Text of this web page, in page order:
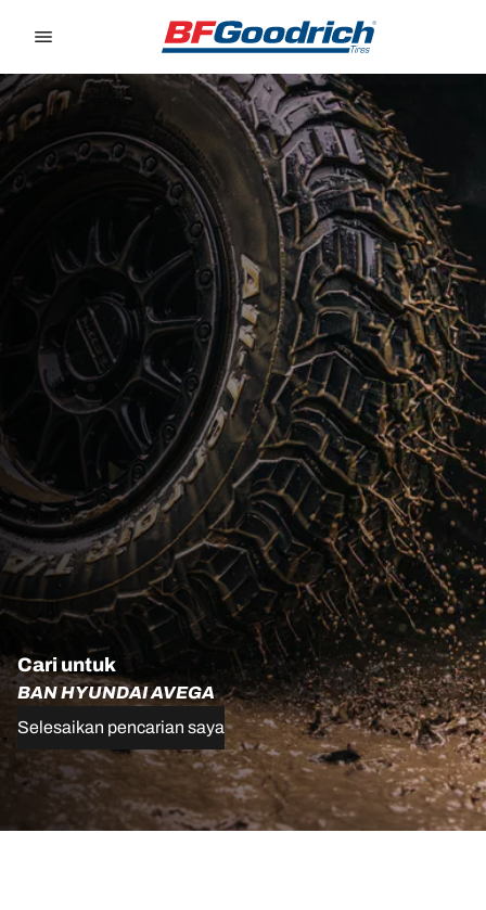
Cari untuk
BAN HYUNDAI AVEGA
Selesaikan pencarian saya